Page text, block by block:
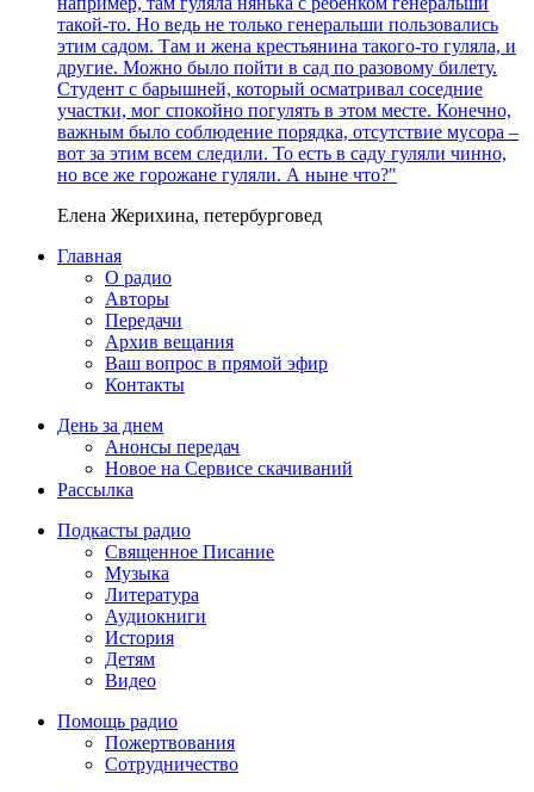
такой-то. Но ведь не только генеральши пользовались
этим садом. Там и жена крестьянина такого-то гуляла, и
другие. Можно было пойти в сад по разовому билету.
Студент с барышней, который осматривал соседние
участки, мог спокойно погулять в этом месте. Конечно,
важным было соблюдение порядка, отсутствие мусора –
вот за этим всем следили. То есть в саду гуляли чинно,
но все же горожане гуляли. А ныне что?"
Елена Жерихина, петербурговед
Главная
О радио
Авторы
Передачи
Архив вещания
Ваш вопрос в прямой эфир
Контакты
День за днем
Анонсы передач
Новое на Сервисе скачиваний
Рассылка
Подкасты радио
Священное Писание
Музыка
Литература
Аудиокниги
История
Детям
Видео
Помощь радио
Пожертвования
Сотрудничество